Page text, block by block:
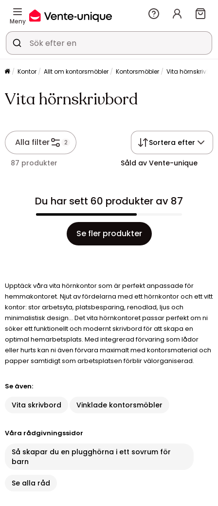
Meny
Kontor Allt om kontorsmöbler Kontorsmöbler Vita
Vita hörnskrivbord
Alla filter 2 Sortera efter
87 produkter Såld av Vente-unique
Du har sett 60 produkter av 87
Se fler produkter
Upptäck våra vita hörnkontor som är perfekt anpassade för
hemmakontoret. Njut av fördelarna med ett hörnkontor och ett vitt
kontor: stor arbetsyta, platsbesparing, renodlad, ljus och
minimalistisk design... Det vita hörnkontoret passar perfekt om ni
söker ett funktionellt och modernt skrivbord för att skapa en
optimal hemarbetsplats. Med integrerad förvaring som lådor
eller hurts kan ni även förvara maximalt med kontorsmaterial och
papper samtidigt som arbetsplatsen förblir välorganiserad.
Se även:
Vita skrivbord Vinklade kontorsmöbler
Våra rådgivningssidor
Så skapar du en plugghörna i ett sovrum för
barn
Se alla råd